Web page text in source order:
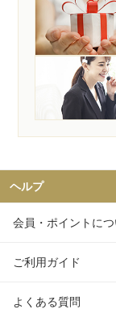
ヘルプ
会員・ポイントに
ご利用ガイド
よくある質問